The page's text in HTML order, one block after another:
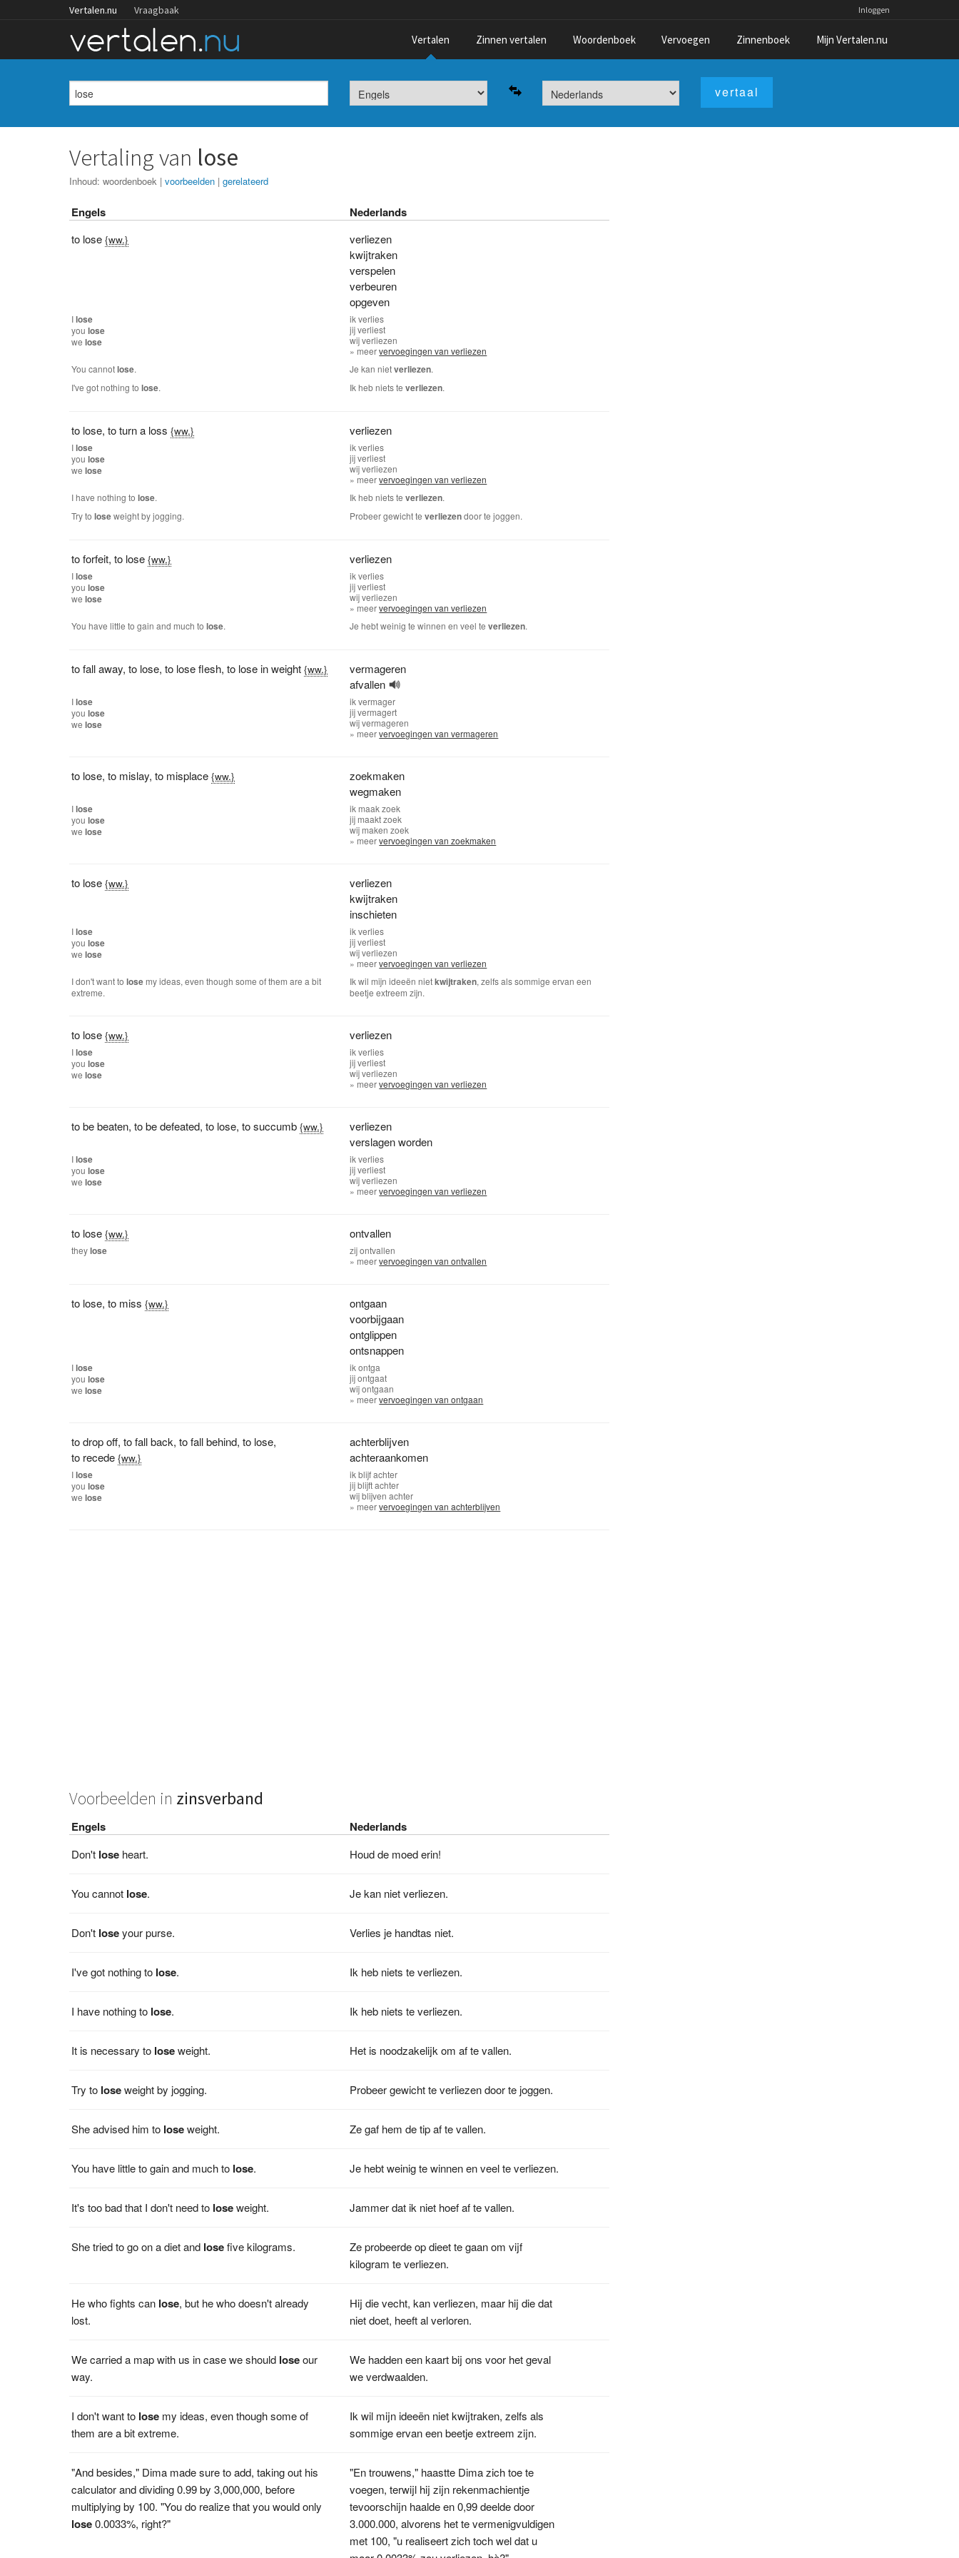
Vertalen.nu Vraagbaak Inloggen
Vertalen Zinnen vertalen Woordenboek Vervoegen Zinnenboek Mijn Vertalen.nu
Vertaling van lose
Inhoud:woordenboek |voorbeelden |gerelateerd
Engels Nederlands
to lose {ww.}
verliezen
kwijtraken
verspelen
verbeuren
opgeven
Ilose
youlose
welose
ikverlies
jijverliest
wijverliezen
» meervervoegingen van verliezen
You cannotlose. Je kan nietverliezen.
I've got nothing tolose. Ik heb niets teverliezen.
to lose,to turn a loss {ww.} verliezen
Ilose
youlose
welose
ikverlies
jijverliest
wijverliezen
» meervervoegingen van verliezen
I have nothing tolose. Ik heb niets teverliezen.
Try toloseweight by jogging. Probeer gewicht teverliezendoor te joggen.
to forfeit,to lose {ww.} verliezen
Ilose
youlose
welose
ikverlies
jijverliest
wijverliezen
» meervervoegingen van verliezen
You have little to gain and much tolose. Je hebt weinig te winnen en veel teverliezen.
to fall away,to lose,to lose flesh,to lose in weight {ww.}
vermageren
afvallen
Ilose
youlose
welose
ikvermager
jijvermagert
wijvermageren
» meervervoegingen van vermageren
to lose,to mislay,to misplace {ww.}
zoekmaken
wegmaken
Ilose
youlose
welose
ik maak zoek
jij maakt zoek
wij maken zoek
» meervervoegingen van zoekmaken
to lose {ww.}
verliezen
kwijtraken
inschieten
Ilose
youlose
welose
ikverlies
jijverliest
wijverliezen
» meervervoegingen van verliezen
I don't want tolose my ideas, even though some of them are a bit
extreme.
Ik wil mijn ideeën nietkwijtraken, zelfs als sommige ervan een
beetje extreem zijn.
to lose {ww.} verliezen
Ilose
youlose
welose
ikverlies
jijverliest
wijverliezen
» meervervoegingen van verliezen
to be beaten,to be defeated,to lose,to succumb {ww.}
verliezen
verslagen worden
Ilose
youlose
welose
ikverlies
jijverliest
wijverliezen
» meervervoegingen van verliezen
to lose {ww.} ontvallen
theylose zijontvallen
» meervervoegingen van ontvallen
to lose,to miss {ww.}
ontgaan
voorbijgaan
ontglippen
ontsnappen
Ilose
youlose
welose
ikontga
jijontgaat
wijontgaan
» meervervoegingen van ontgaan
to drop off,to fall back,to fall behind,to lose,
to recede {ww.}
achterblijven
achteraankomen
Ilose
youlose
welose
ikblijf achter
jijblijft achter
wijblijven achter
» meervervoegingen van achterblijven
Voorbeelden in zinsverband
Engels Nederlands
Don't lose heart. Houd de moed erin!
You cannot lose. Je kan niet verliezen.
Don't loseyour purse. Verlies je handtas niet.
I've got nothing to lose. Ik heb niets te verliezen.
I have nothing to lose. Ik heb niets te verliezen.
It is necessary to loseweight. Het is noodzakelijk om af te vallen.
Try to loseweight by jogging. Probeer gewicht te verliezen door te joggen.
She advised him to loseweight. Ze gaf hem de tip af te vallen.
You have little to gain and much to lose. Je hebt weinig te winnen en veel te verliezen.
It's too bad that I don't need to loseweight. Jammer dat ik niet hoef af te vallen.
She tried to go on a diet and losefive kilograms.
Ze probeerde op dieet te gaan om vijf
kilogram te verliezen.
He who fights can lose, but he who doesn't already
lost.
Hij die vecht, kan verliezen, maar hij die dat
niet doet, heeft al verloren.
We carried a map with us in case we should loseour
way.
We hadden een kaart bij ons voor het geval
we verdwaalden.
I don't want to lose my ideas, even though some of
them are a bit extreme.
Ik wil mijn ideeën niet kwijtraken, zelfs als
sommige ervan een beetje extreem zijn.
"And besides," Dima made sure to add, taking out his
calculator and dividing 0.99 by 3,000,000, before
multiplying by 100. "You do realize that you would only
lose0.0033%, right?"
"En trouwens," haastte Dima zich toe te
voegen, terwijl hij zijn rekenmachientje
tevoorschijn haalde en 0,99 deelde door
3.000.000, alvorens het te vermenigvuldigen
met 100, "u realiseert zich toch wel dat u